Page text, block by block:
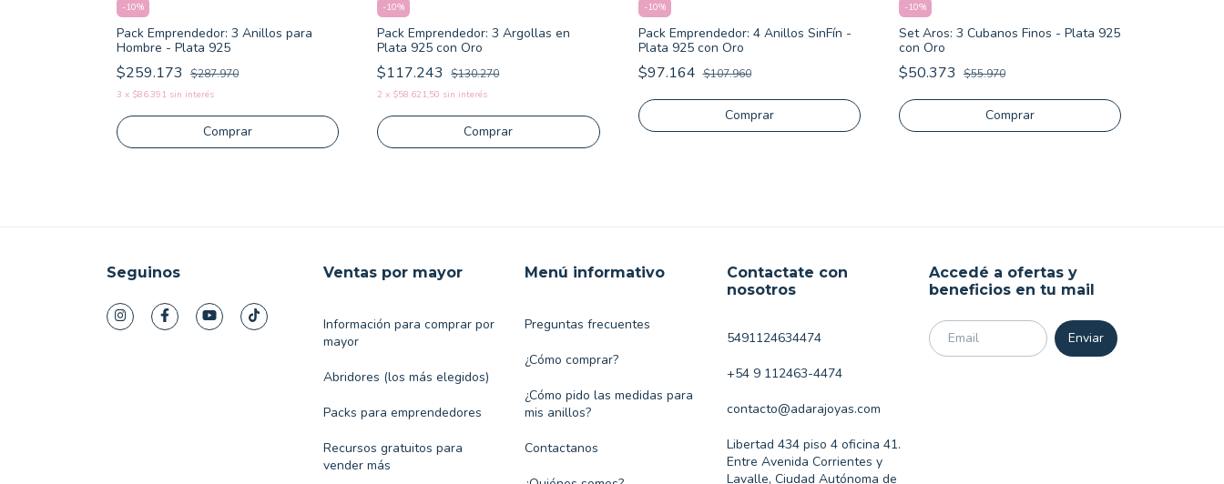
-10%
Pack Emprendedor: 3 Anillos para
Hombre - Plata 925
$259.173 $287.970
3 x $86.391 sin interés
-10%
Pack Emprendedor: 3 Argollas en
Plata 925 con Oro
$117.243 $130.270
2 x $58.621,50 sin interés
-10%
Pack Emprendedor: 4 Anillos SinFín -
Plata 925 con Oro
$97.164 $107.960
-10%
Set Aros: 3 Cubanos Finos - Plata 925
con Oro
$50.373 $55.970
Seguinos Ventas por mayor
Información para comprar por
mayor
Abridores (los más elegidos)
Packs para emprendedores
Recursos gratuitos para
vender más
Menú informativo
Preguntas frecuentes
¿Cómo comprar?
¿Cómo pido las medidas para
mis anillos?
Contactanos
Contactate con
nosotros
5491124634474
+54 9 112463-4474
contacto@adarajoyas.com
Libertad 434 piso 4 oficina 41.
Entre Avenida Corrientes y
Lavalle, Ciudad Autónoma de
Accedé a ofertas y
beneficios en tu mail